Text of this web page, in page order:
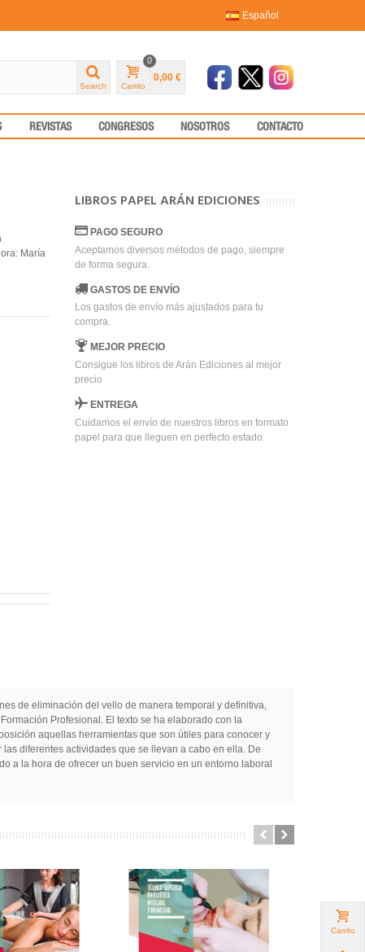
Español
Search Carrito
0
0,00 €
REVISTAS CONGRESOS NOSOTROS CONTACTO
María
LIBROS PAPEL ARÁN EDICIONES
PAGO SEGURO
Aceptamos diversos métodos de pago, siempre
de forma segura.
GASTOS DE ENVÍO
Los gastos de envío más ajustados para tu
compra.
MEJOR PRECIO
Consigue los libros de Arán Ediciones al mejor
precio
ENTREGA
Cuidamos el envío de nuestros libros en formato
papel para que lleguen en perfecto estado.
de eliminación del vello de manera temporal y definitiva,
Profesional. El texto se ha elaborado con la
aquellas herramientas que son útiles para conocer y
diferentes actividades que se llevan a cabo en ella. De
a la hora de ofrecer un buen servicio en un entorno laboral
Carrito